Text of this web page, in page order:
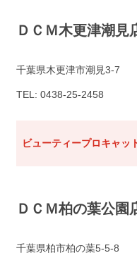
ＤＣＭ木更津潮見
千葉県木更津市潮見3-7
TEL: 0438-25-2458
ビューティープロキャッ
ＤＣＭ柏の葉公園
千葉県柏市柏の葉5-5-8